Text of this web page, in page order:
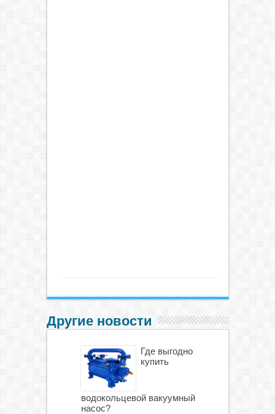
Другие новости
Где выгодно
купить
водокольцевой вакуумный
насос?